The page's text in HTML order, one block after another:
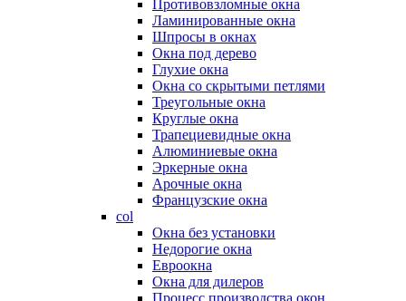
Противовзломные окна
Ламинированные окна
Шпросы в окнах
Окна под дерево
Глухие окна
Окна со скрытыми петлями
Треугольные окна
Круглые окна
Трапециевидные окна
Алюминиевые окна
Эркерные окна
Арочные окна
Французские окна
col
Окна без установки
Недорогие окна
Евроокна
Окна для дилеров
Процесс производства окон